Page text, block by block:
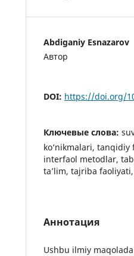
Abdiganiy Esnazarov
Автор
DOI: https://doi.org/
Ключевые слова:
ko‘nikmalari,
interfaol metodlar,
ta’lim, tajriba
Аннотация
Ushbu ilmiy